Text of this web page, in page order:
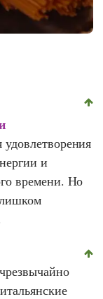
и
времени. Но